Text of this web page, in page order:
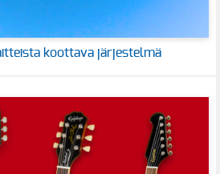
koottava järjestelmä